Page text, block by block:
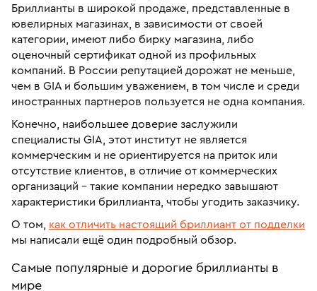
Бриллианты в широкой продаже, представленные в
ювелирных магазинах, в зависимости от своей
категории, имеют либо бирку магазина, либо
оценочный сертификат одной из профильных
компаний. В России репутацией дорожат не меньше,
чем в GIA и большим уважением, в том числе и среди
иностранных партнеров пользуется не одна компания.
Конечно, наибольшее доверие заслужили
специалисты GIA, этот институт не является
коммерческим и не ориентируется на приток или
отсутствие клиентов, в отличие от коммерческих
организаций – такие компании нередко завышают
характеристики бриллианта, чтобы угодить заказчику.
О том, как отличить настоящий бриллиант от подделки
мы написали ещё один подробный обзор.
Самые популярные и дорогие бриллианты в
мире